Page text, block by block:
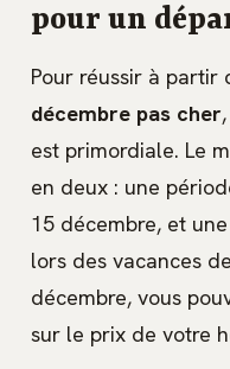
pour un
Pour réussir à partir
décembre pas cher
est primordiale. Le
en deux : une
15 décembre, et
lors des vacances
décembre, vous
sur le prix de votre